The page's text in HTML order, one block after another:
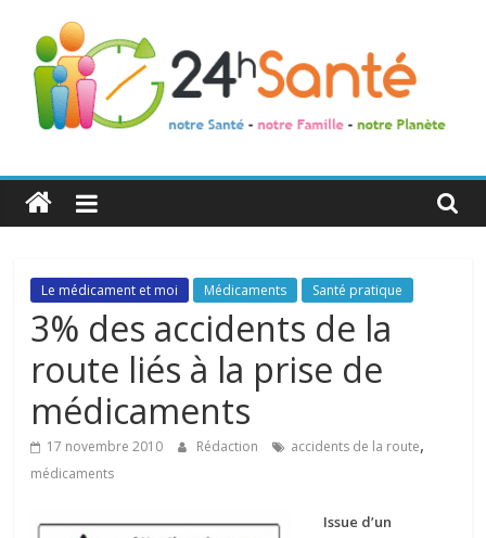
24h
Santé
La
santé
de
toute
famille
Le médicament et moi Médicaments Santé pratique
3% des accidents de la
route liés à la prise de
médicaments
17 novembre 2010 Rédaction accidents de la route,
médicaments
Issue d’un